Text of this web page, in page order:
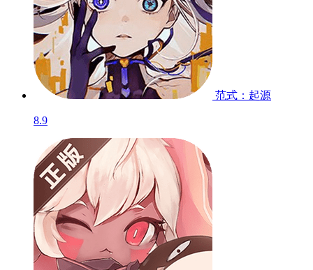
范式：起源
8.9